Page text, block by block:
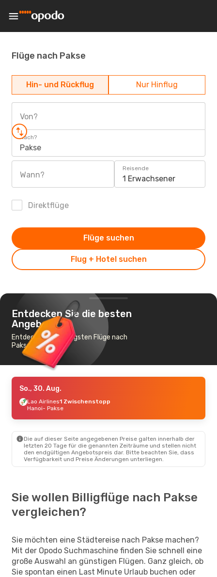
Flüge nach Pakse
Hin- und Rückflug Nur Hinflug
Von?
Nach?
Pakse
Wann?
Reisende
1 Erwachsener
Direktflüge
Flug + Hotel suchen
Flüge suchen
Entdecken Sie die besten
Angebote
Entdecke die günstigsten Flüge nach
Pakse
So., 30. Aug.
Lao Airlines1 Zwischenstopp
Hanoi- Pakse
Die auf dieser Seite angegebenen Preise galten innerhalb der
letzten 20 Tage für die genannten Zeiträume und stellen nicht
den endgültigen Angebotspreis dar. Bitte beachten Sie, dass
Verfügbarkeit und Preise Änderungen unterliegen.
Sie wollen Billigflüge nach Pakse
vergleichen?
Sie möchten eine Städtereise nach Pakse machen?
Mit der Opodo Suchmaschine finden Sie schnell eine
große Auswahl an günstigen Flügen. Ganz gleich, ob
Sie spontan einen Last Minute Urlaub buchen oder